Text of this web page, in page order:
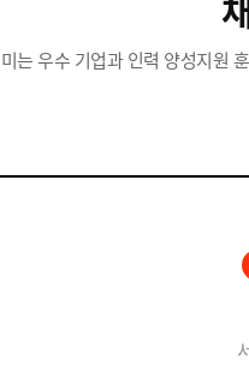
는 우수 기업과 인력 양성지원